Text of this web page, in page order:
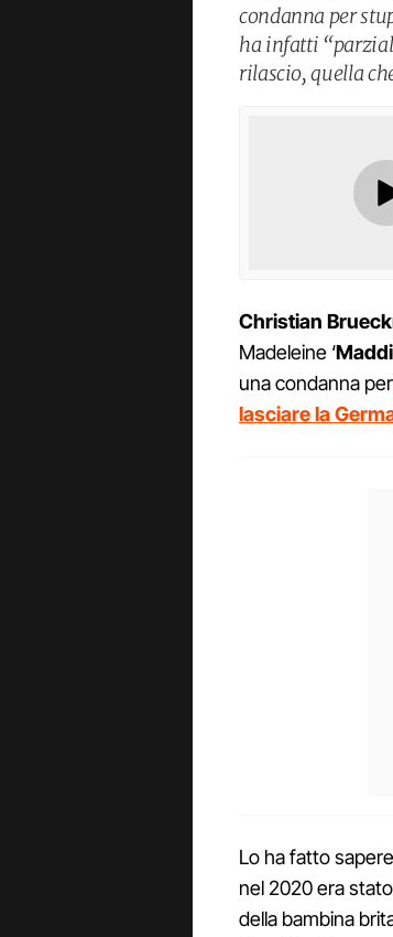
condanna per
ha infatti
rilascio, quella
Christian
Madeleine ‘
una condanna per
lasciare la
Lo ha fatto
nel 2020 era
della bambina